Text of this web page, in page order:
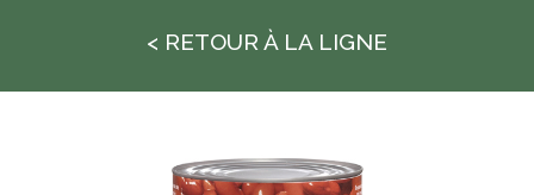
< RETOUR À LA LIGNE